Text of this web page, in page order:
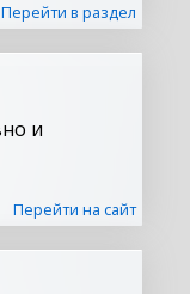
Перейти в раздел
и
Перейти на сайт